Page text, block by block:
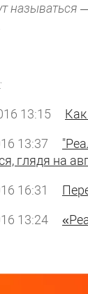
называться
13:15
13:37
глядя на
16:31
13:24